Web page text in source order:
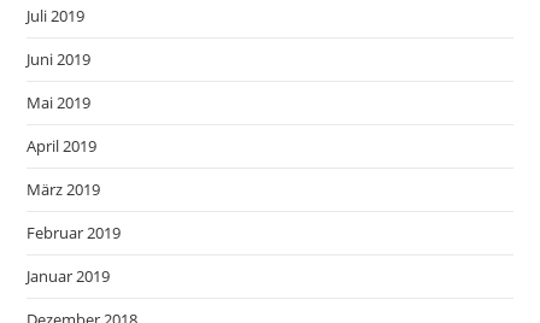
Juli 2019
Juni 2019
Mai 2019
April 2019
März 2019
Februar 2019
Januar 2019